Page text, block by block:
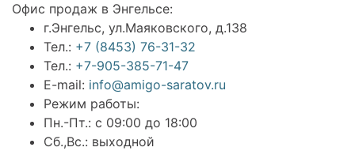
Офис продаж в Энгельсе:
г.Энгельс, ул.Маяковского, д.138
Тел.: +7 (8453) 76-31-32
Тел.: +7-905-385-71-47
E-mail: info@amigo-saratov.ru
Режим работы:
Пн.-Пт.: с 09:00 до 18:00
Сб.,Вс.: выходной